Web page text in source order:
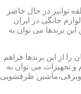
توانیر در حال حاضر
خانگی در ایران
برندها می توان به
از این برندها فراهم
و تجهیزات می توان به
ظرفشویی